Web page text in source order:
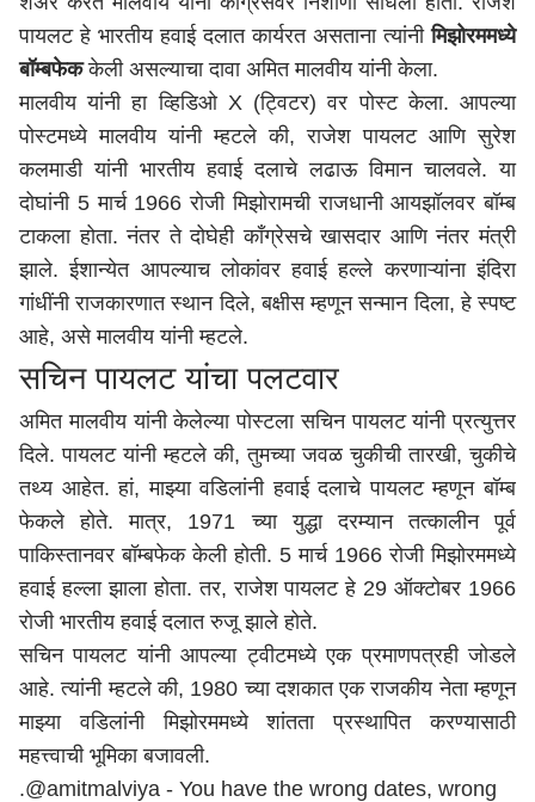
पायलट हे भारतीय हवाई दलात कार्यरत असताना त्यांनीमिझोरममध्ये
बॉम्बफेककेली असल्याचा दावा अमित मालवीय यांनी केला.
मालवीय यांनी हा व्हिडिओ X (ट्विटर) वर पोस्ट केला. आपल्या
पोस्टमध्ये मालवीय यांनी म्हटले की, राजेश पायलट आणि सुरेश
कलमाडी यांनी भारतीय हवाई दलाचे लढाऊ विमान चालवले. या
दोघांनी 5 मार्च 1966 रोजी मिझोरामची राजधानी आयझॉलवर बॉम्ब
टाकला होता. नंतर ते दोघेही काँग्रेसचे खासदार आणि नंतर मंत्री
झाले. ईशान्येत आपल्याच लोकांवर हवाई हल्ले करणाऱ्यांना इंदिरा
गांधींनी राजकारणात स्थान दिले, बक्षीस म्हणून सन्मान दिला, हे स्पष्ट
आहे, असे मालवीय यांनी म्हटले.
सचिन पायलट यांचा पलटवार
अमित मालवीय यांनी केलेल्या पोस्टला सचिन पायलट यांनी प्रत्युत्तर
दिले. पायलट यांनी म्हटले की, तुमच्या जवळ चुकीची तारखी, चुकीचे
तथ्य आहेत. हां, माझ्या वडिलांनी हवाई दलाचे पायलट म्हणून बॉम्ब
फेकले होते. मात्र, 1971 च्या युद्धा दरम्यान तत्कालीन पूर्व
पाकिस्तानवर बॉम्बफेक केली होती. 5 मार्च 1966 रोजी मिझोरममध्ये
हवाई हल्ला झाला होता. तर, राजेश पायलट हे 29 ऑक्टोबर 1966
रोजी भारतीय हवाई दलात रुजू झाले होते.
सचिन पायलट यांनी आपल्या ट्वीटमध्ये एक प्रमाणपत्रही जोडले
आहे. त्यांनी म्हटले की, 1980 च्या दशकात एक राजकीय नेता म्हणून
माझ्या वडिलांनी मिझोरममध्ये शांतता प्रस्थापित करण्यासाठी
महत्त्वाची भूमिका बजावली.
.@amitmalviya - You have the wrong dates, wrong